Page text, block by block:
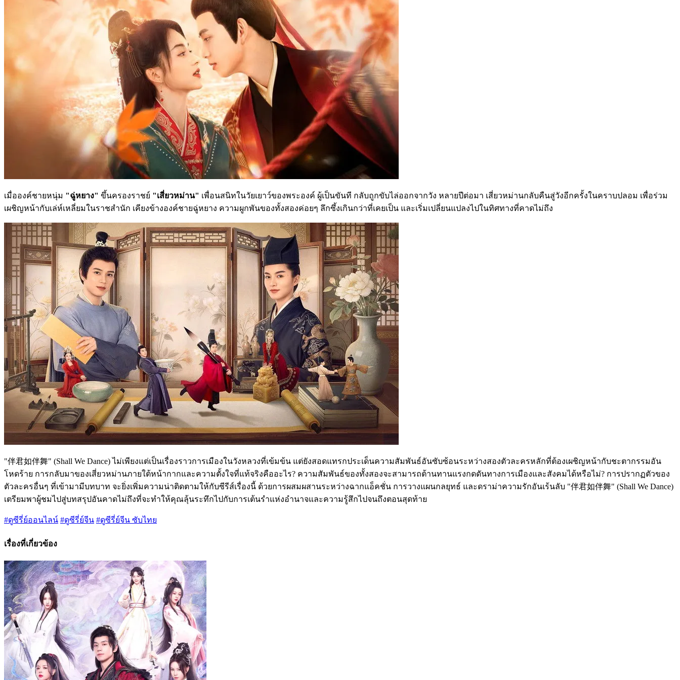
เมื่อองค์ชายหนุ่ม "ฉู่หยาง" ขึ้นครองราชย์ "เสี่ยวหม่าน" เพื่อนสนิทในวัยเยาว์ของพระองค์ ผู้เป็นขันที กลับถูกขับไล่ออกจากวัง หลายปีต่อมา เสี่ยวหม่านกลับคืนสู่วังอีกครั้งในคราบปลอม เพื่อร่วม
เผชิญหน้ากับเล่ห์เหลี่ยมในราชสำนัก เคียงข้างองค์ชายฉู่หยาง ความผูกพันของทั้งสองค่อยๆ ลึกซึ้งเกินกว่าที่เคยเป็น และเริ่มเปลี่ยนแปลงไปในทิศทางที่คาดไม่ถึง
"伴君如伴舞" (Shall We Dance) ไม่เพียงแต่เป็นเรื่องราวการเมืองในวังหลวงที่เข้มข้น แต่ยังสอดแทรกประเด็นความสัมพันธ์อันซับซ้อนระหว่างสองตัวละครหลักที่ต้องเผชิญหน้ากับชะตากรรมอัน
โหดร้าย การกลับมาของเสี่ยวหม่านภายใต้หน้ากากและความตั้งใจที่แท้จริงคืออะไร? ความสัมพันธ์ของทั้งสองจะสามารถต้านทานแรงกดดันทางการเมืองและสังคมได้หรือไม่? การปรากฏตัวของ
ตัวละครอื่นๆ ที่เข้ามามีบทบาท จะยิ่งเพิ่มความน่าติดตามให้กับซีรีส์เรื่องนี้ ด้วยการผสมผสานระหว่างฉากแอ็คชั่น การวางแผนกลยุทธ์ และดราม่าความรักอันเร้นลับ "伴君如伴舞" (Shall We Dance)
เตรียมพาผู้ชมไปสู่บทสรุปอันคาดไม่ถึงที่จะทำให้คุณลุ้นระทึกไปกับการเต้นรำแห่งอำนาจและความรู้สึกไปจนถึงตอนสุดท้าย
#ดูซีรี่ย์ออนไลน์ #ดูซีรี่ย์จีน #ดูซีรี่ย์จีน ซับไทย
เรื่องที่เกี่ยวข้อง